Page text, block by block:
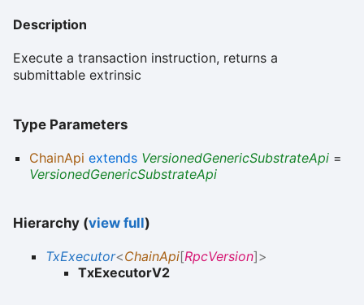
Description
Execute a transaction instruction, returns a
submittable extrinsic
Type Parameters
ChainApi extends VersionedGenericSubstrateApi =
VersionedGenericSubstrateApi
Hierarchy (view full)
TxExecutor<ChainApi[RpcVersion]>
TxExecutorV2